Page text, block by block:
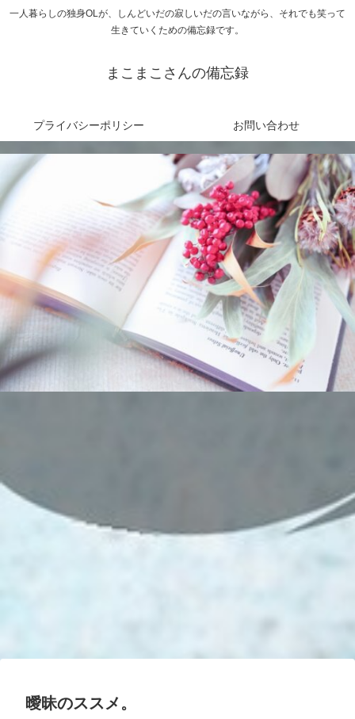
一人暮らしの独身OLが、しんどいだの寂しいだの言いながら、それでも笑って
生きていくための備忘録です。
まこまこさんの備忘録
プライバシーポリシー お問い合わせ
曖昧のススメ。